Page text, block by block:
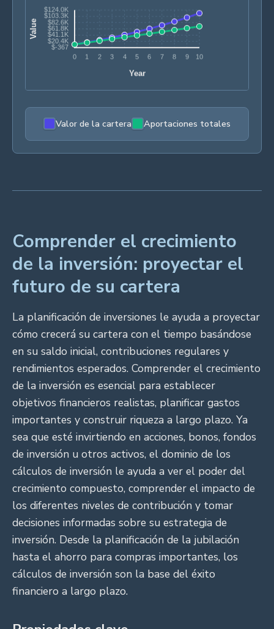
Valor de la cartera Aportaciones totales
Comprender el crecimiento
de la inversión: proyectar el
futuro de su cartera
La planificación de inversiones le ayuda a proyectar
cómo crecerá su cartera con el tiempo basándose
en su saldo inicial, contribuciones regulares y
rendimientos esperados. Comprender el crecimiento
de la inversión es esencial para establecer
objetivos financieros realistas, planificar gastos
importantes y construir riqueza a largo plazo. Ya
sea que esté invirtiendo en acciones, bonos, fondos
de inversión u otros activos, el dominio de los
cálculos de inversión le ayuda a ver el poder del
crecimiento compuesto, comprender el impacto de
los diferentes niveles de contribución y tomar
decisiones informadas sobre su estrategia de
inversión. Desde la planificación de la jubilación
hasta el ahorro para compras importantes, los
cálculos de inversión son la base del éxito
financiero a largo plazo.